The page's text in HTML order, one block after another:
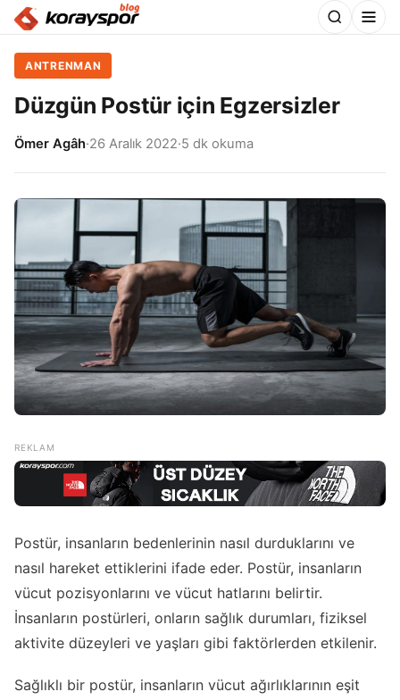
ANTRENMAN
Düzgün Postür için Egzersizler
Ömer Agâh·26 Aralık 2022·5 dk okuma
Postür, insanların bedenlerinin nasıl durduklarını ve
nasıl hareket ettiklerini ifade eder. Postür, insanların
vücut pozisyonlarını ve vücut hatlarını belirtir.
İnsanların postürleri, onların sağlık durumları, fiziksel
aktivite düzeyleri ve yaşları gibi faktörlerden etkilenir.
Sağlıklı bir postür, insanların vücut ağırlıklarının eşit